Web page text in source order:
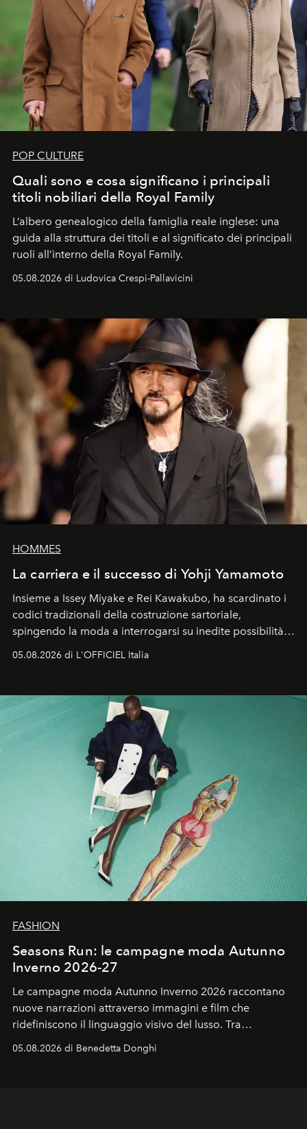
POP CULTURE
Quali sono e cosa significano i principali
titoli nobiliari della Royal Family
L’albero genealogico della famiglia reale inglese: una
guida alla struttura dei titoli e al significato dei principali
ruoli all’interno della Royal Family.
05.08.2026 di Ludovica Crespi-Pallavicini
HOMMES
La carriera e il successo di Yohji Yamamoto
Insieme a Issey Miyake e Rei Kawakubo, ha scardinato i
codici tradizionali della costruzione sartoriale,
spingendo la moda a interrogarsi su inedite possibilità
formali e a ridefinire il concetto stesso di silhouette.
un’impronta indelebile nella storia della moda.
05.08.2026 di L'OFFICIEL Italia
FASHION
Seasons Run: le campagne moda Autunno
Inverno 2026-27
Le campagne moda Autunno Inverno 2026 raccontano
nuove narrazioni attraverso immagini e film che
ridefiniscono il linguaggio visivo del lusso. Tra
protagonisti del cinema, volti della cultura
contemporanea e storytelling d'autore, le maison
05.08.2026 di Benedetta Donghi